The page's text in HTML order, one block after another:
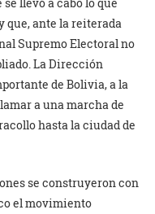
que, ante la reiterada
Supremo Electoral no
La Dirección
de Bolivia, a la
a una marcha de
hasta la ciudad de
se construyeron con
el movimiento